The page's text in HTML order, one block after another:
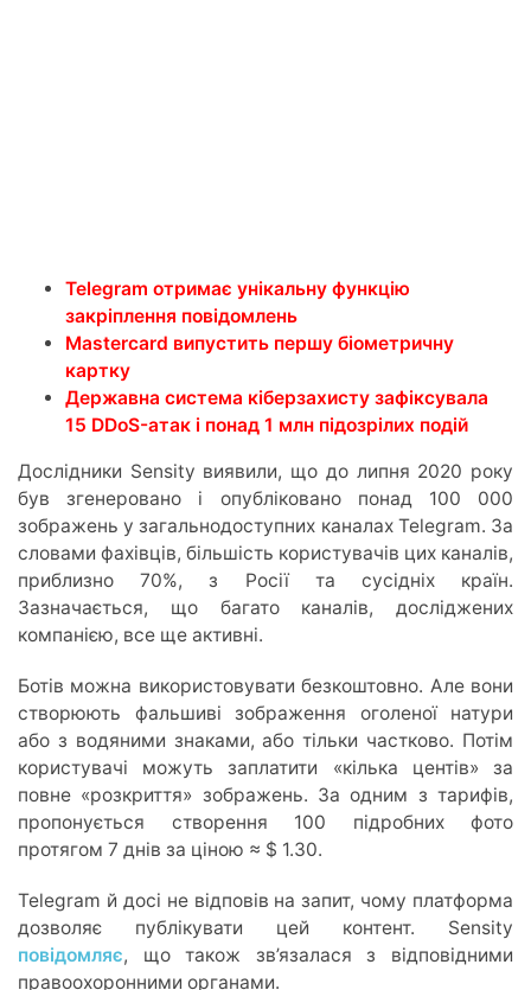
Telegram отримає унікальну функцію
закріплення повідомлень
Mastercard випустить першу біометричну
картку
Державна система кіберзахисту зафіксувала
15 DDoS-атак і понад 1 млн підозрілих подій
Дослідники Sensity виявили, що до липня 2020 року
був згенеровано і опубліковано понад 100 000
зображень у загальнодоступних каналах Telegram. За
словами фахівців, більшість користувачів цих каналів,
приблизно 70%, з Росії та сусідніх країн.
Зазначається, що багато каналів, досліджених
компанією, все ще активні.
Ботів можна використовувати безкоштовно. Але вони
створюють фальшиві зображення оголеної натури
або з водяними знаками, або тільки частково. Потім
користувачі можуть заплатити «кілька центів» за
повне «розкриття» зображень. За одним з тарифів,
пропонується створення 100 підробних фото
протягом 7 днів за ціною ≈ $ 1.30.
Telegram й досі не відповів на запит, чому платформа
дозволяє публікувати цей контент. Sensity
повідомляє, що також зв’язалася з відповідними
правоохоронними органами.